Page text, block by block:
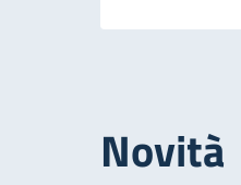
Novità